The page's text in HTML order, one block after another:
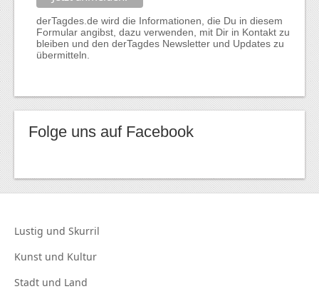
derTagdes.de wird die Informationen, die Du in diesem
Formular angibst, dazu verwenden, mit Dir in Kontakt zu
bleiben und den derTagdes Newsletter und Updates zu
übermitteln.
Folge uns auf Facebook
Lustig und Skurril
Kunst und Kultur
Stadt und Land